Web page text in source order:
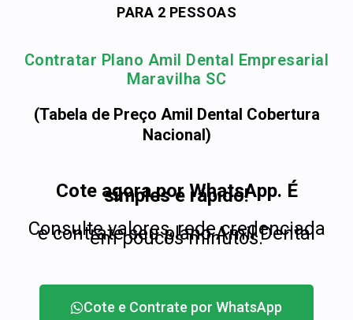
PARA 2 PESSOAS
Contratar Plano Amil Dental Empresarial
Maravilha SC
(Tabela de Preço Amil Dental Cobertura
Nacional)
Cote agora por WhatsApp. É
simples e rápido!
Consulte valores, rede credenciada
e contrate seu plano Amil Dental
em poucos minutos.
Cote e Contrate por WhatsApp